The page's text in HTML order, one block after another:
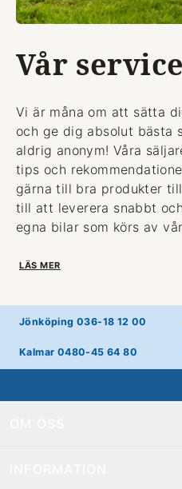
Vår service
Vi är måna om att sätta
och ge dig absolut bästa
aldrig anonym! Våra
tips och
gärna till bra produkter
till att leverera snabbt
egna bilar som körs av
LÄS MER
Jönköping 036-18 12 00
Kalmar 0480-45 64 80